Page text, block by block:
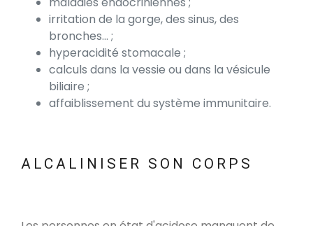
irritation de la gorge, des sinus, des
bronches... ;
hyperacidité stomacale ;
calculs dans la vessie ou dans la vésicule
biliaire ;
affaiblissement du système immunitaire.
ALCALINISER SON CORPS